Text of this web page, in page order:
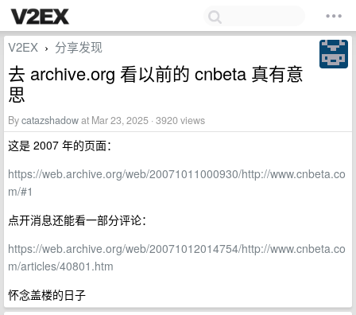
V2EX › 分享发现
去 archive.org 看以前的 cnbeta 真有意
思
Bycatazshadowat Mar 23, 2025 · 3920 views
这是 2007 年的页面：
https://web.archive.org/web/20071011000930/http://www.cnbeta.co
m/#1
点开消息还能看一部分评论：
https://web.archive.org/web/20071012014754/http://www.cnbeta.co
m/articles/40801.htm
怀念盖楼的日子